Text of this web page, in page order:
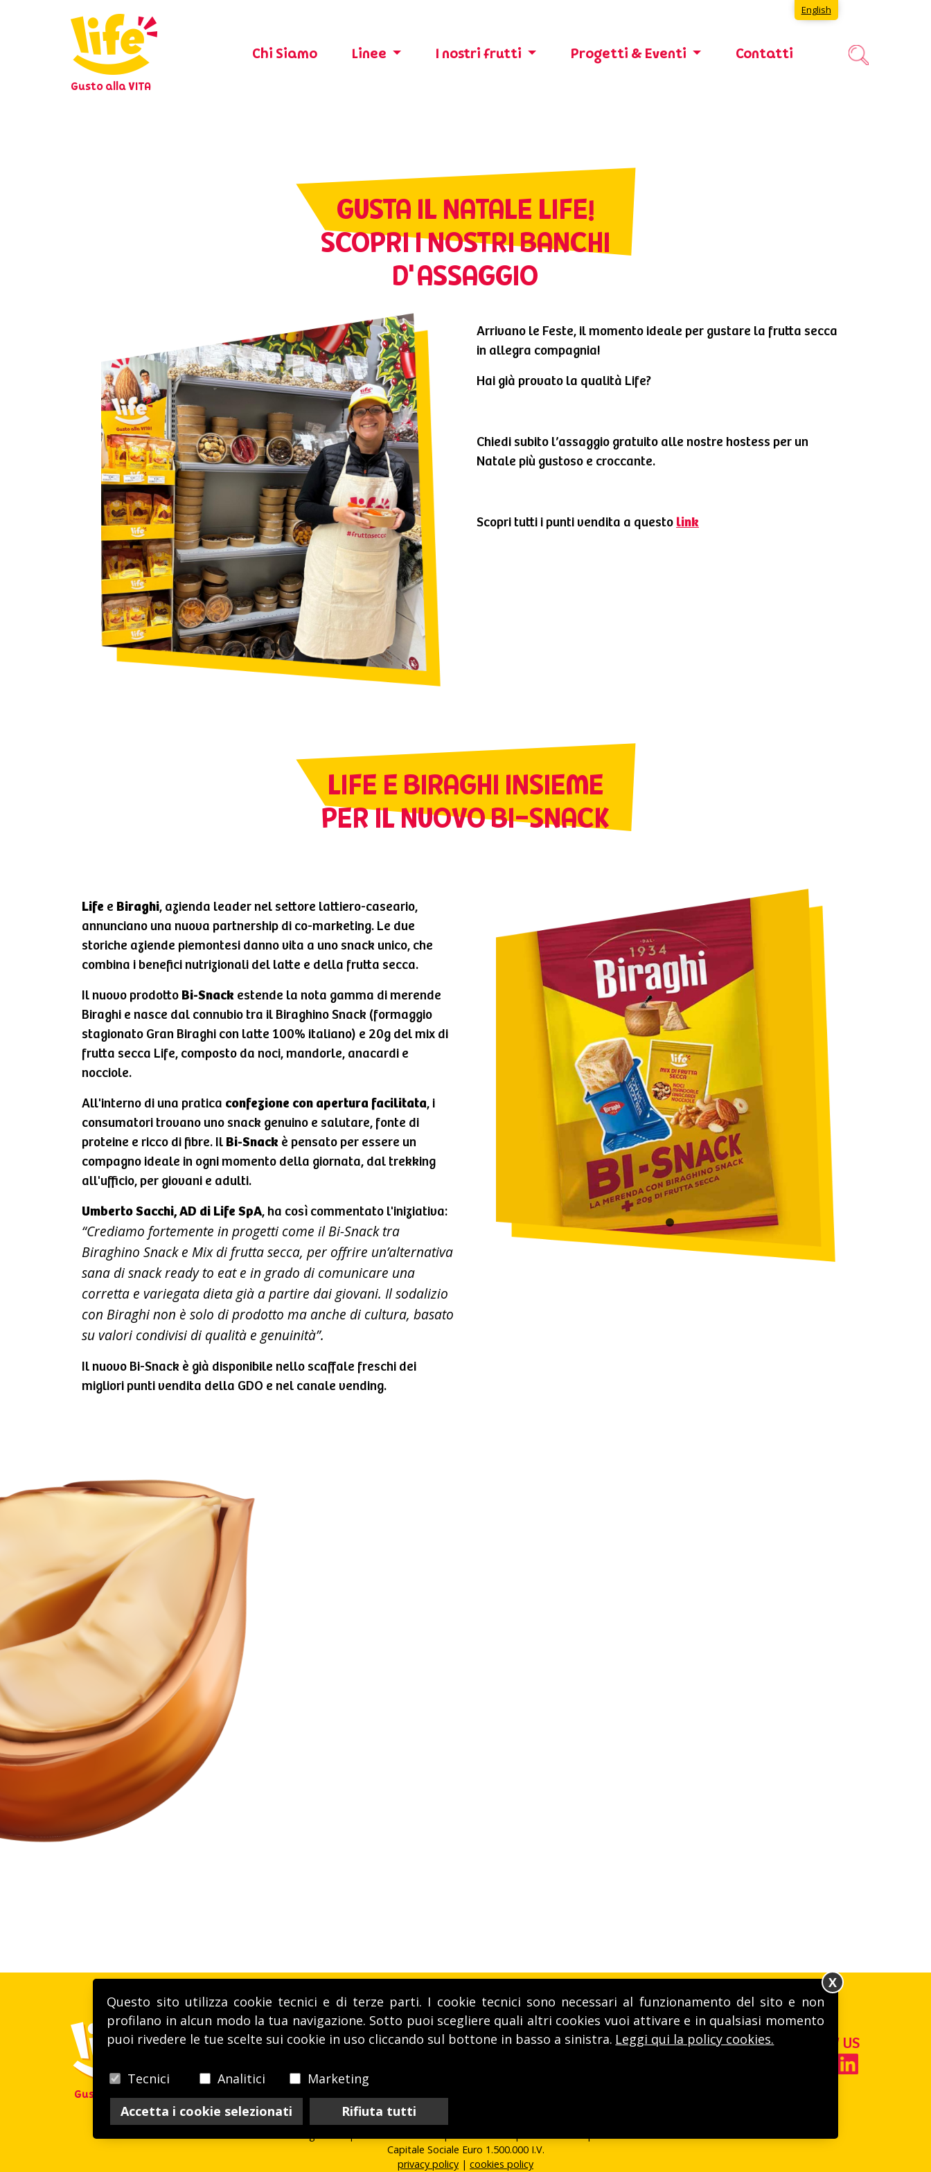
Gusto alla VITA
Chi Siamo Linee I nostri frutti Progetti & Eventi Contatti
GUSTA IL NATALE LIFE!
SCOPRI I NOSTRI BANCHI
D'ASSAGGIO
Arrivano le Feste, il momento ideale per gustare la frutta secca
in allegra compagnia!
Hai già provato la qualità Life?
Chiedi subito l’assaggio gratuito alle nostre hostess per un
Natale più gustoso e croccante.
Scopri tutti i punti vendita a questo link
LIFE E BIRAGHI INSIEME
PER IL NUOVO BI-SNACK
Life e Biraghi, azienda leader nel settore lattiero-caseario,
annunciano una nuova partnership di co-marketing. Le due
storiche aziende piemontesi danno vita a uno snack unico, che
combina i benefici nutrizionali del latte e della frutta secca.
Il nuovo prodotto Bi-Snack estende la nota gamma di merende
Biraghi e nasce dal connubio tra il Biraghino Snack (formaggio
stagionato Gran Biraghi con latte 100% italiano) e 20g del mix di
frutta secca Life, composto da noci, mandorle, anacardi e
nocciole.
All'interno di una pratica confezione con apertura facilitata, i
consumatori trovano uno snack genuino e salutare, fonte di
proteine e ricco di fibre. Il Bi-Snack è pensato per essere un
compagno ideale in ogni momento della giornata, dal trekking
all'ufficio, per giovani e adulti.
Umberto Sacchi, AD di Life SpA, ha così commentato l'iniziativa:
“Crediamo fortemente in progetti come il Bi-Snack tra
Biraghino Snack e Mix di frutta secca, per offrire un’alternativa
sana di snack ready to eat e in grado di comunicare una
corretta e variegata dieta già a partire dai giovani. Il sodalizio
con Biraghi non è solo di prodotto ma anche di cultura, basato
su valori condivisi di qualità e genuinità”.
Il nuovo Bi-Snack è già disponibile nello scaffale freschi dei
migliori punti vendita della GDO e nel canale vending.
Gusto alla VITA
LAVORA CON NOI HAI DOMANDE? CONTATTACI!
Life Spa - Via Aie, 28, 12040 Sommariva Perno (CN)
FOLLOW US
Capitale Sociale Euro 1.500.000 I.V.
privacy policy | cookies policy
English
Questo sito utilizza cookie tecnici e di terze parti. I cookie tecnici sono necessari al funzionamento del sito e non
profilano in alcun modo la tua navigazione. Sotto puoi scegliere quali altri cookies vuoi attivare e in qualsiasi momento
puoi rivedere le tue scelte sui cookie in uso cliccando sul bottone in basso a sinistra. Leggi qui la policy cookies.
Tecnici Analitici
Marketing
Accetta i cookie selezionati
Rifiuta tutti
X